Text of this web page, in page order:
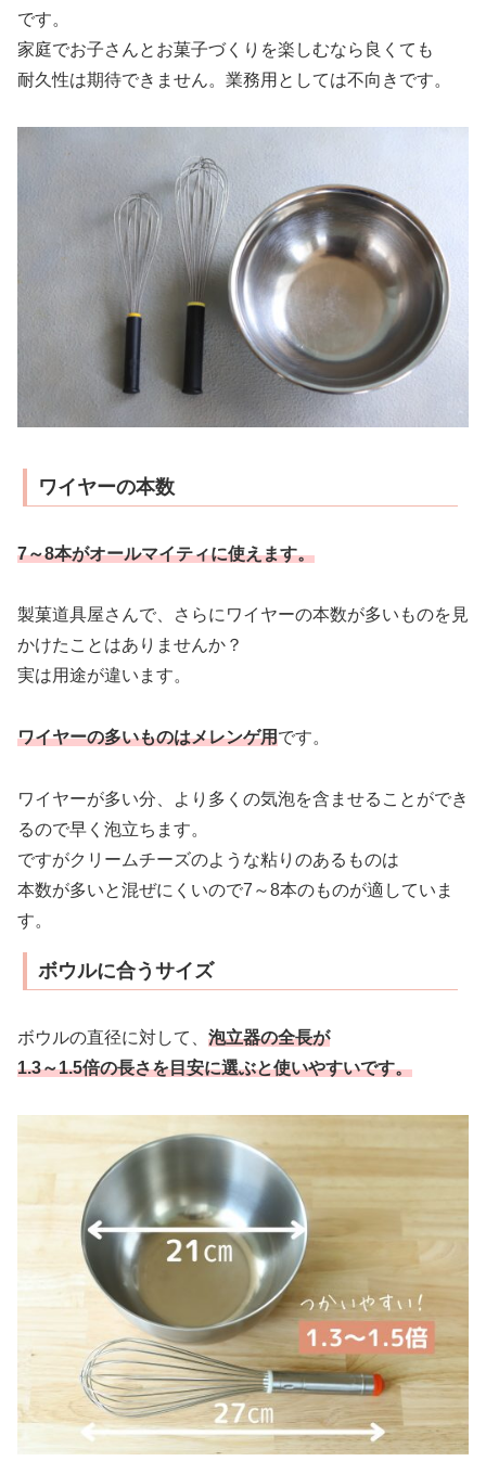
です。
家庭でお子さんとお菓子づくりを楽しむなら良くても
耐久性は期待できません。業務用としては不向きです。
ワイヤーの本数
7～8本がオールマイティに使えます。
製菓道具屋さんで、さらにワイヤーの本数が多いものを見
かけたことはありませんか？
実は用途が違います。
ワイヤーの多いものはメレンゲ用です。
ワイヤーが多い分、より多くの気泡を含ませることができ
るので早く泡立ちます。
ですがクリームチーズのような粘りのあるものは
本数が多いと混ぜにくいので7～8本のものが適していま
す。
ボウルに合うサイズ
ボウルの直径に対して、 泡立器の全長が
1.3～1.5倍の長さを目安に選ぶと使いやすいです。